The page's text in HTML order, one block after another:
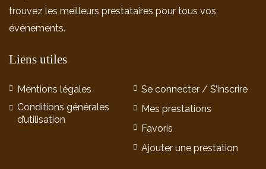
trouvez les meilleurs prestataires pour tous vos
événements.
Liens utiles
Mentions légales
Conditions générales
d’utilisation
Se connecter / S’inscrire
Mes prestations
Favoris
Ajouter une prestation